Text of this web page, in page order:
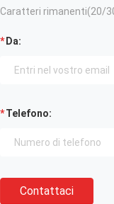
Caratteri rimanenti(20/
Da:
Telefono:
Contattaci